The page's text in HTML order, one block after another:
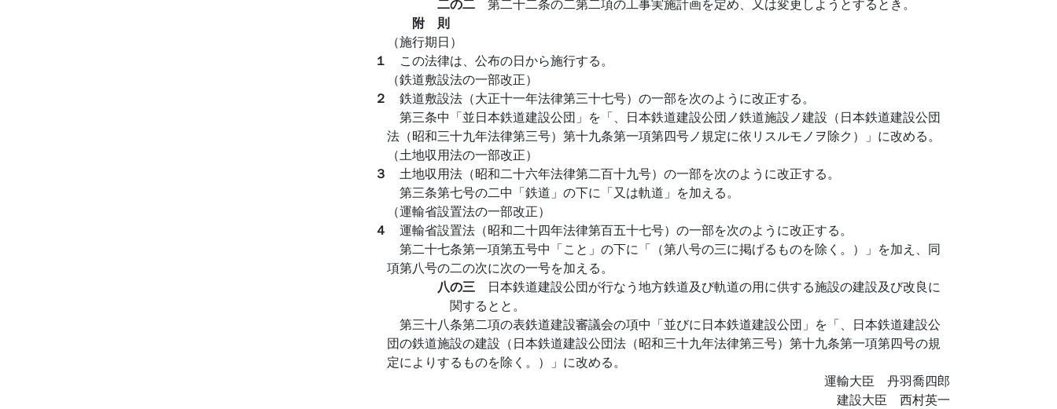
附 則
（施行期日）
１ この法律は、公布の日から施行する。
（鉄道敷設法の一部改正）
２ 鉄道敷設法（大正十一年法律第三十七号）の一部を次のように改正する。
第三条中「並日本鉄道建設公団」を「、日本鉄道建設公団ノ鉄道施設ノ建設（日本鉄道建設公団
法（昭和三十九年法律第三号）第十九条第一項第四号ノ規定に依リスルモノヲ除ク）」に改める。
（土地収用法の一部改正）
３ 土地収用法（昭和二十六年法律第二百十九号）の一部を次のように改正する。
第三条第七号の二中「鉄道」の下に「又は軌道」を加える。
（運輸省設置法の一部改正）
４ 運輸省設置法（昭和二十四年法律第百五十七号）の一部を次のように改正する。
第二十七条第一項第五号中「こと」の下に「（第八号の三に掲げるものを除く。）」を加え、同
項第八号の二の次に次の一号を加える。
八の三 日本鉄道建設公団が行なう地方鉄道及び軌道の用に供する施設の建設及び改良に
関するとと。
第三十八条第二項の表鉄道建設審議会の項中「並びに日本鉄道建設公団」を「、日本鉄道建設公
団の鉄道施設の建設（日本鉄道建設公団法（昭和三十九年法律第三号）第十九条第一項第四号の規
定によりするものを除く。）」に改める。
運輸大臣 丹羽喬四郎
建設大臣 西村英一